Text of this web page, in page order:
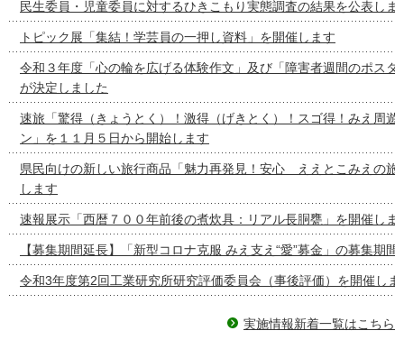
民生委員・児童委員に対するひきこもり実態調査の結果を公表しま
トピック展「集結！学芸員の一押し資料」を開催します
令和３年度「心の輪を広げる体験作文」及び「障害者週間のポスタ
が決定しました
速旅「驚得（きょうとく）！激得（げきとく）！スゴ得！みえ周遊
ン」を１１月５日から開始します
県民向けの新しい旅行商品「魅力再発見！安心 ええとこみえの旅
します
速報展示「西暦７００年前後の煮炊具：リアル長胴甕」を開催しま
【募集期間延長】「新型コロナ克服 みえ支え“愛”募金」の募集期
令和3年度第2回工業研究所研究評価委員会（事後評価）を開催しま
実施情報新着一覧はこちら